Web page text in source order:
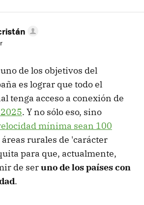
de los objetivos del
es lograr que todo el
tenga acceso a conexión de
. Y no sólo eso, sino
mínima sean 100
rurales de 'carácter
para que, actualmente,
de seruno de los países con
.